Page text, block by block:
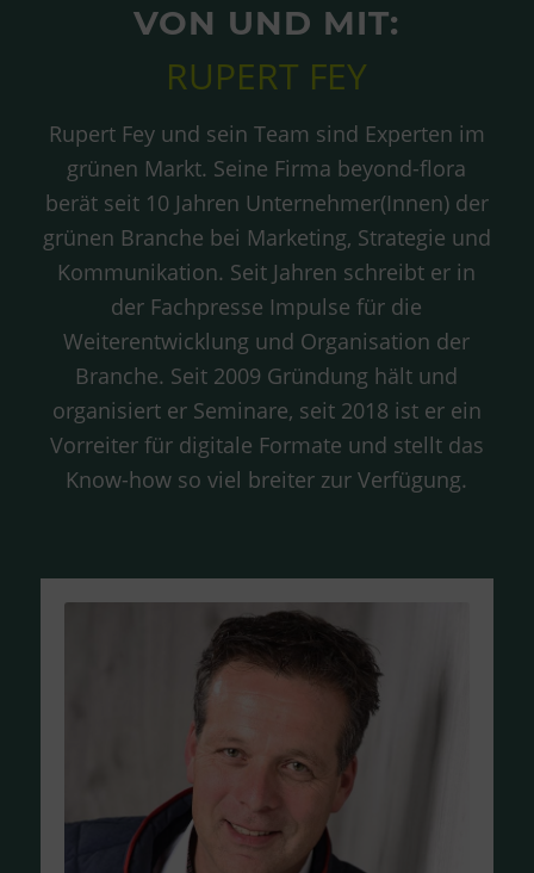
VON UND MIT:
RUPERT FEY
Rupert Fey und sein Team sind Experten im
grünen Markt. Seine Firma beyond-flora
berät seit 10 Jahren Unternehmer(Innen) der
grünen Branche bei Marketing, Strategie und
Kommunikation. Seit Jahren schreibt er in
der Fachpresse Impulse für die
Weiterentwicklung und Organisation der
Branche. Seit 2009 Gründung hält und
organisiert er Seminare, seit 2018 ist er ein
Vorreiter für digitale Formate und stellt das
Know-how so viel breiter zur Verfügung.